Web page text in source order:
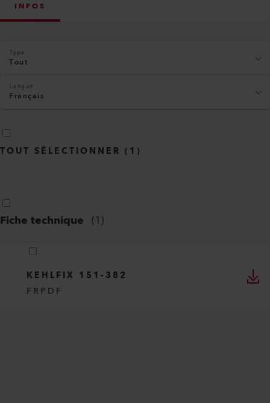
INFOS
Type
Tout
Langue
Français
TOUT SÉLECTIONNER ( 1 )
Fiche technique (1)
KEHLFIX 151-382
FR PDF